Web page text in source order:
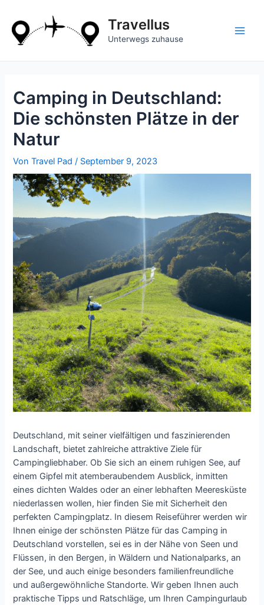
Inhalt
springen
Travellus
Unterwegs zuhause
Camping in Deutschland:
Die schönsten Plätze in der
Natur
VonTravel Pad/ September 9, 2023
Deutschland, mit seiner vielfältigen und faszinierenden
Landschaft, bietet zahlreiche attraktive Ziele für
Campingliebhaber. Ob Sie sich an einem ruhigen See, auf
einem Gipfel mit atemberaubendem Ausblick, inmitten
eines dichten Waldes oder an einer lebhaften Meeresküste
niederlassen wollen, hier finden Sie mit Sicherheit den
perfekten Campingplatz. In diesem Reiseführer werden wir
Ihnen einige der schönsten Plätze für das Camping in
Deutschland vorstellen, sei es in der Nähe von Seen und
Flüssen, in den Bergen, in Wäldern und Nationalparks, an
der See, und auch einige besonders familienfreundliche
und außergewöhnliche Standorte. Wir geben Ihnen auch
praktische Tipps und Ratschläge, um Ihren Campingurlaub